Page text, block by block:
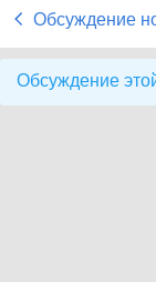
Обсуждение
Обсуждение